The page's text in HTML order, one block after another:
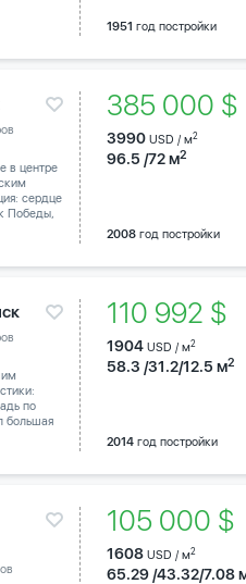
1951 год постройки
в центре
сердце
Победы,
385 000
3990 USD / м2
96.5 /72 м2
2008год постройки
по
большая
110 992 $
1904 USD / м2
58.3 /31.2/12.5 м2
2014год постройки
105 000 $
1608 USD / м2
65.29 /43.32/7.08